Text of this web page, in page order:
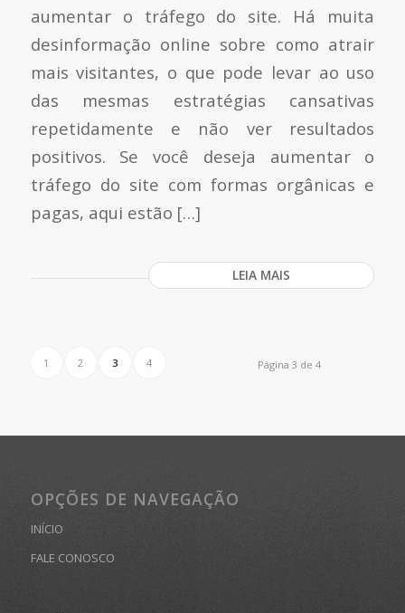
aumentar o tráfego do site. Há muita
desinformação online sobre como atrair
mais visitantes, o que pode levar ao uso
das mesmas estratégias cansativas
repetidamente e não ver resultados
positivos. Se você deseja aumentar o
tráfego do site com formas orgânicas e
pagas, aqui estão […]
LEIA MAIS
Página 3 de 4
1 2 3 4
OPÇÕES DE NAVEGAÇÃO
INÍCIO
FALE CONOSCO